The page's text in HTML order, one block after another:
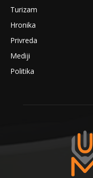
Turizam
Hronika
Privreda
Mediji
Politika